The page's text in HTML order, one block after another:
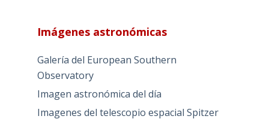
Imágenes astronómicas
Galería del European Southern
Observatory
Imagen astronómica del día
Imagenes del telescopio espacial Spitzer